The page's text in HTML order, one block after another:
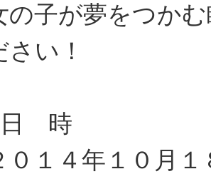
の子が夢をつか
さい！
時
０１４年１０月